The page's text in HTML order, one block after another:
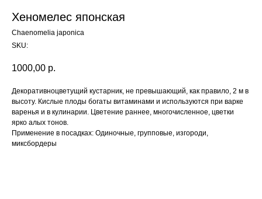
Хеномелес японская
Chaenomelia japonica
SKU:
1000,00 р.
Декоративноцветущий кустарник, не превышающий, как правило, 2 м в
высоту. Кислые плоды богаты витаминами и используются при варке
варенья и в кулинарии. Цветение раннее, многочисленное, цветки
ярко алых тонов.
Применение в посадках: Одиночные, групповые, изгороди,
миксбордеры